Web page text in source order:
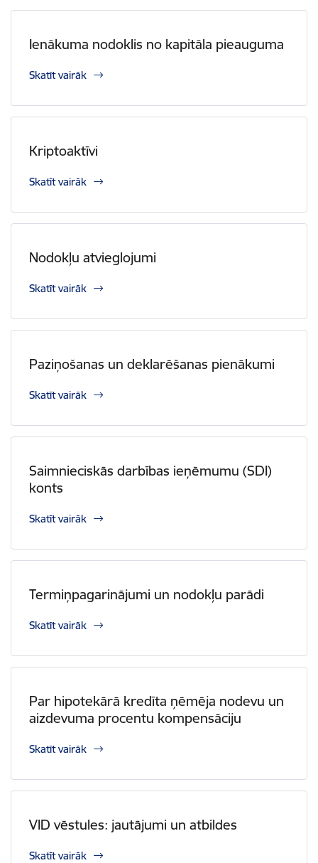
Ienākuma nodoklis no kapitāla pieauguma
Skatīt vairāk
Kriptoaktīvi
Skatīt vairāk
Nodokļu atvieglojumi
Skatīt vairāk
Paziņošanas un deklarēšanas pienākumi
Skatīt vairāk
Saimnieciskās darbības ieņēmumu (SDI)
konts
Skatīt vairāk
Termiņpagarinājumi un nodokļu parādi
Skatīt vairāk
Par hipotekārā kredīta ņēmēja nodevu un
aizdevuma procentu kompensāciju
Skatīt vairāk
VID vēstules: jautājumi un atbildes
Skatīt vairāk